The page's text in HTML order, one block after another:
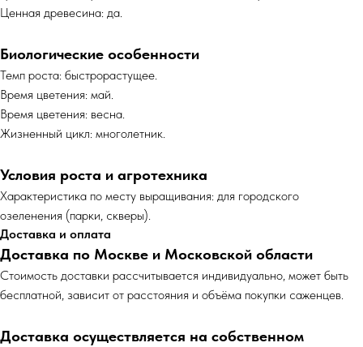
Ценная древесина: да.
Биологические особенности
Темп роста: быстрорастущее.
Время цветения: май.
Время цветения: весна.
Жизненный цикл: многолетник.
Условия роста и агротехника
Характеристика по месту выращивания: для городского
озеленения (парки, скверы).
Доставка и оплата
Доставка по Москве и Московской области
Cтоимость доставки рассчитывается индивидуально, может быть
бесплатной, зависит от расстояния и объёма покупки саженцев.
Доставка осуществляется на собственном